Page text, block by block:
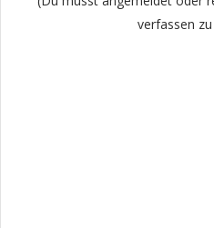
verfassen